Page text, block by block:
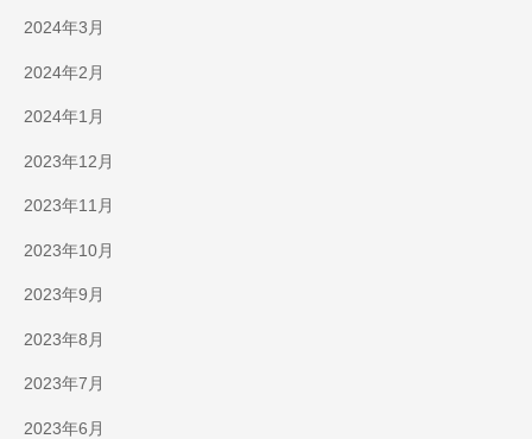
2024年3月
2024年2月
2024年1月
2023年12月
2023年11月
2023年10月
2023年9月
2023年8月
2023年7月
2023年6月